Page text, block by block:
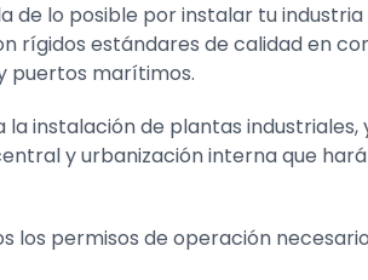
de lo posible por instalar tu
rígidos estándares de calidad en
puertos marítimos.
instalación de plantas
y urbanización interna que
los permisos de operación